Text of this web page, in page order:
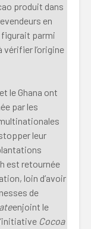
produit dans
en
figurait parmi
vérifier l’origine
le Ghana ont
par les
leur
est retournée
loin d’avoir
de
enjoint le
Cocoa